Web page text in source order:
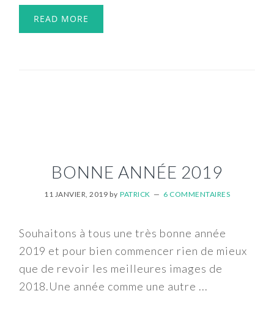
READ MORE
BONNE ANNÉE 2019
11 JANVIER, 2019 by PATRICK 6 COMMENTAIRES
Souhaitons à tous une très bonne année
2019 et pour bien commencer rien de mieux
que de revoir les meilleures images de
2018.Une année comme une autre ...